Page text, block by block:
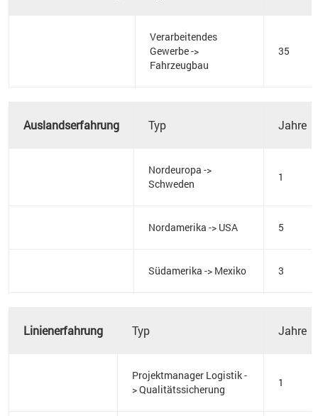
Verarbeitendes
Gewerbe ->
Fahrzeugbau
35
Auslandserfahrung Typ Jahre
Nordeuropa ->
Schweden
1
Nordamerika -> USA 5
Südamerika -> Mexiko 3
Linienerfahrung Typ Jahre
Projektmanager Logistik -
> Qualitätssicherung
1